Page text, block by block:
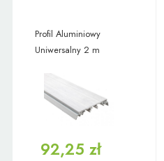
Profil Aluminiowy
Uniwersalny 2 m
92,25 zł